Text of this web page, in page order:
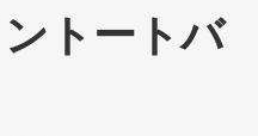
トートバ